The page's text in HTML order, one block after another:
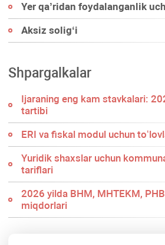
Yer qa’ridan foydalanganlik
Aksiz soligʻi
Shpargalkalar
Ijaraning eng kam stavkalari:
tartibi
ERI va fiskal modul uchun
Yuridik shaхslar uchun
tariflari
2026 yilda BHM, MHTEKM,
miqdorlari